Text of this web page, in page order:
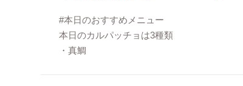
#本日のおすすめメニュー
本日のカルパッチョは3種類
・真鯛